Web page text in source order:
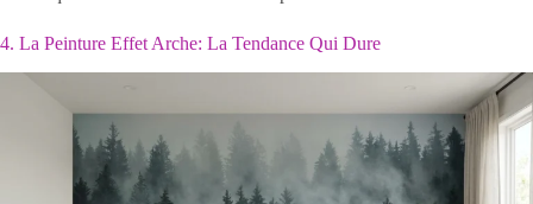
4. La Peinture Effet Arche: La Tendance Qui Dure